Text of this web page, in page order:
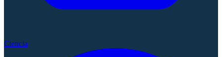
Ciencia